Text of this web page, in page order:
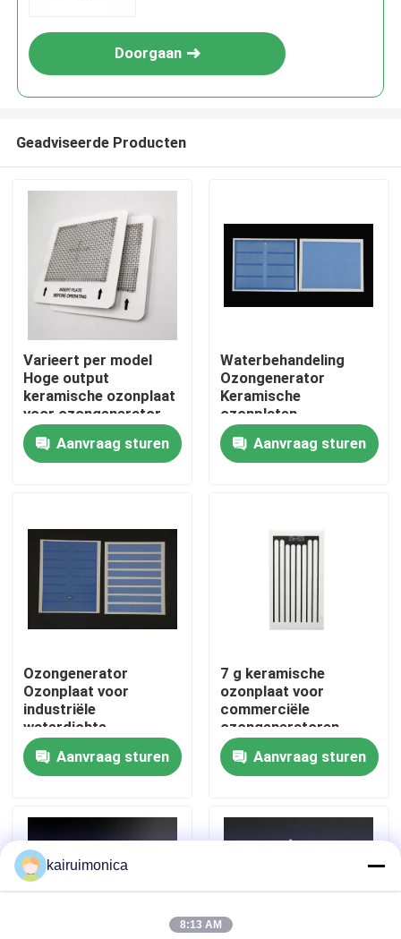
Thuis
Video's
VR toon
Fabrieksreis
Kwaliteitscontrole
Contact de V.S.
Nieuws
Verzoek om een Citaat
Doorgaan
Geadviseerde Producten
Varieert per model
Hoge output
keramische ozonplaat
voor ozongenerator
luchtreiniger
Aanvraag sturen
Waterbehandeling
Ozongenerator
Keramische
ozonplaten
Aanvraag sturen
Ozongenerator
Ozonplaat voor
industriële
waterdichte
ozonsystemen
Aanvraag sturen
7 g keramische
ozonplaat voor
commerciële
ozongeneratoren
Aanvraag sturen
kairuimonica
8:13 AM